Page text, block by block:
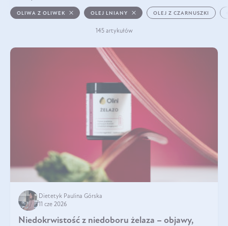
OLIWA Z OLIWEK OLEJ LNIANY OLEJ Z CZARNUSZKI
145 artykułów
Dietetyk Paulina Górska
11 cze 2026
Niedokrwistość z niedoboru żelaza – objawy,